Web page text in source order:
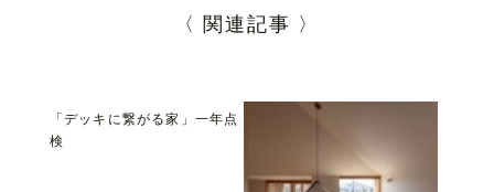
〈 関連記事 〉
「デッキに繋がる家」一年点
検